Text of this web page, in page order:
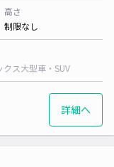
高さ
制限なし
クス大型車・SUV
詳細へ